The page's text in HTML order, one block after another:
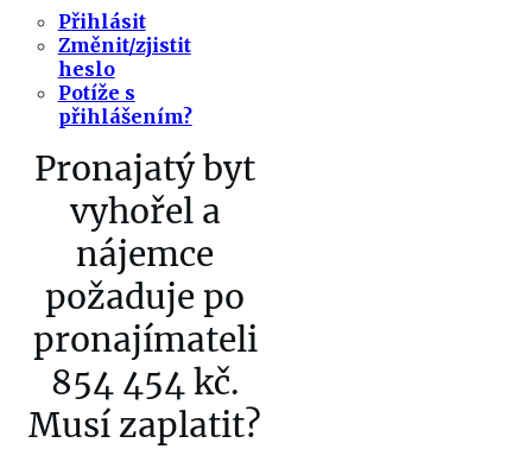
Přihlásit
Změnit/zjistit
heslo
Potíže s
přihlášením?
Pronajatý byt
vyhořel a
nájemce
požaduje po
pronajímateli
854 454 kč.
Musí zaplatit?